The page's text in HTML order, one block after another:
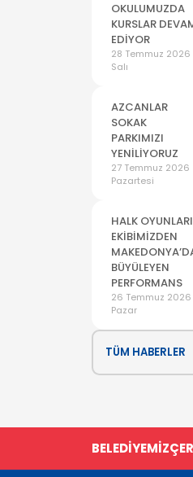
OKULUMUZDA
KURSLAR
EDİYOR
28 Temmuz 2026
Salı
AZCANLAR
SOKAK
PARKIMIZI
YENİLİYORUZ
27 Temmuz 2026
Pazartesi
HALK OYUNLARI
EKİBİMİZDEN
BÜYÜLEYEN
PERFORMANS
26 Temmuz 2026
Pazar
TÜM HABERLER
BELEDİYEMİZ